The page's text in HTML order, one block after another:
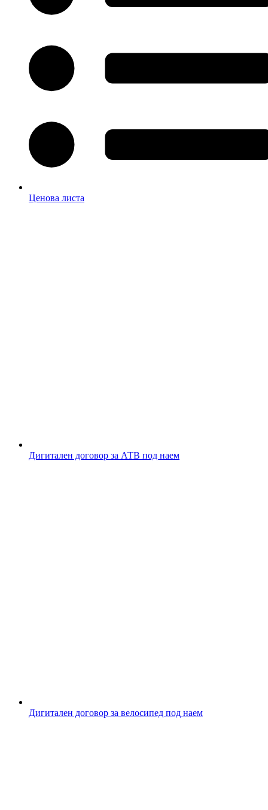
Ценова листа
Дигитален договор за АТВ под наем
Дигитален договор за велосипед под наем